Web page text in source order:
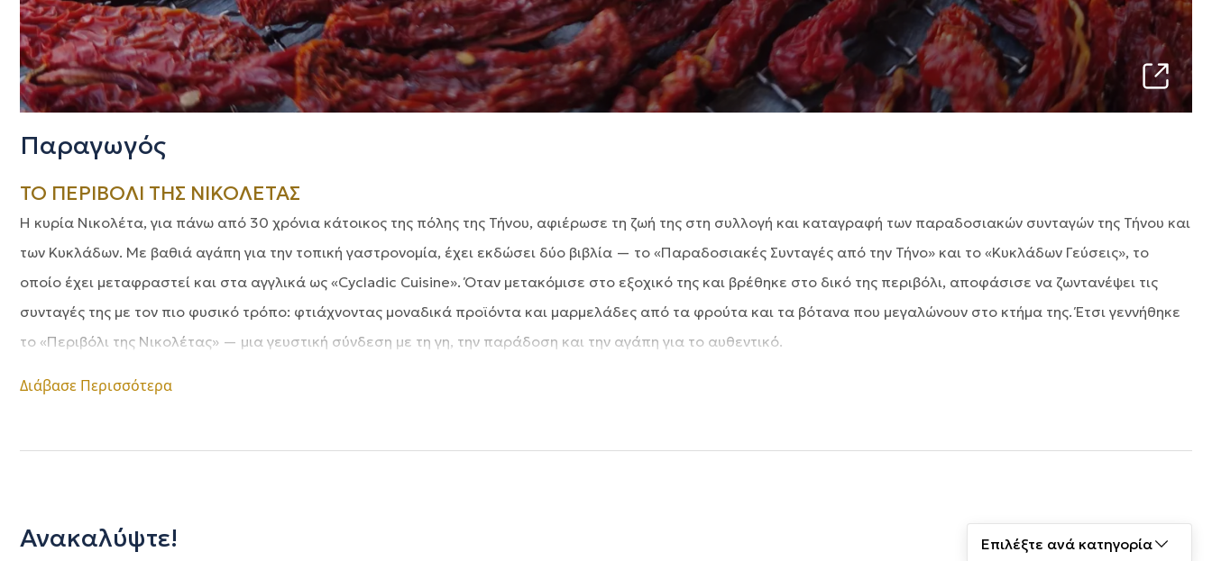
Παραγωγός
ΤΟ ΠΕΡΙΒΟΛΙ ΤΗΣ ΝΙΚΟΛΕΤΑΣ
Η κυρία Νικολέτα, για πάνω από 30 χρόνια κάτοικος της πόλης της Τήνου, αφιέρωσε τη ζωή της στη συλλογή και καταγραφή των παραδοσιακών συνταγών της Τήνου και
των Κυκλάδων. Με βαθιά αγάπη για την τοπική γαστρονομία, έχει εκδώσει δύο βιβλία — το «Παραδοσιακές Συνταγές από την Τήνο» και το «Κυκλάδων Γεύσεις», το
οποίο έχει μεταφραστεί και στα αγγλικά ως «Cycladic Cuisine». Όταν μετακόμισε στο εξοχικό της και βρέθηκε στο δικό της περιβόλι, αποφάσισε να ζωντανέψει τις
συνταγές της με τον πιο φυσικό τρόπο: φτιάχνοντας μοναδικά προϊόντα και μαρμελάδες από τα φρούτα και τα βότανα που μεγαλώνουν στο κτήμα της. Έτσι γεννήθηκε
το «Περιβόλι της Νικολέτας» — μια γευστική σύνδεση με τη γη, την παράδοση και την αγάπη για το αυθεντικό.
Διάβασε Περισσότερα
Ανακαλύψτε!